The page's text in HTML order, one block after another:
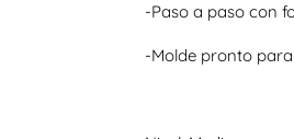
-Paso a paso con
-Molde pronto